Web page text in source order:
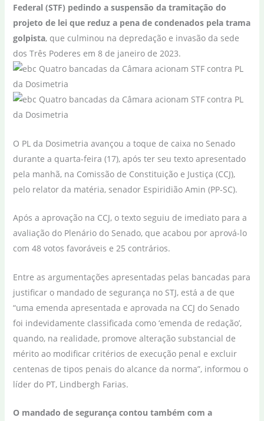
Federal (STF) pedindo a suspensão da tramitação do
projeto de lei que reduz a pena de condenados pela trama
golpista, que culminou na depredação e invasão da sede
dos Três Poderes em 8 de janeiro de 2023.
O PL da Dosimetria avançou a toque de caixa no Senado
durante a quarta-feira (17), após ter seu texto apresentado
pela manhã, na Comissão de Constituição e Justiça (CCJ),
pelo relator da matéria, senador Espiridião Amin (PP-SC).
Após a aprovação na CCJ, o texto seguiu de imediato para a
avaliação do Plenário do Senado, que acabou por aprová-lo
com 48 votos favoráveis e 25 contrários.
Entre as argumentações apresentadas pelas bancadas para
justificar o mandado de segurança no STJ, está a de que
“uma emenda apresentada e aprovada na CCJ do Senado
foi indevidamente classificada como ‘emenda de redação’,
quando, na realidade, promove alteração substancial de
mérito ao modificar critérios de execução penal e excluir
centenas de tipos penais do alcance da norma”, informou o
líder do PT, Lindbergh Farias.
O mandado de segurança contou também com a